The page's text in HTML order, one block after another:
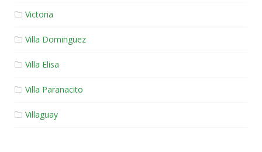
Victoria
Villa Dominguez
Villa Elisa
Villa Paranacito
Villaguay